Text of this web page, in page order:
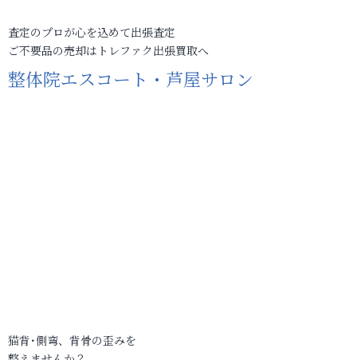
査定のプロが心を込めて出張査定
ご不要品の売却はトレファク出張買取へ
整体院エスコート・芦屋サロン
猫背･側弯、背骨の歪みを